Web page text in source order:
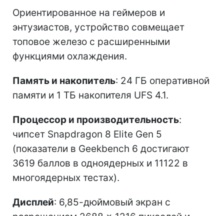
Ориентированное на геймеров и
энтузиастов, устройство совмещает
топовое железо с расширенными
функциями охлаждения.
Память и накопитель: 24 ГБ оперативной
памяти и 1 ТБ накопителя UFS 4.1.
Процессор и производительность:
чипсет Snapdragon 8 Elite Gen 5
(показатели в Geekbench 6 достигают
3619 баллов в одноядерных и 11122 в
многоядерных тестах).
Дисплей: 6,85-дюймовый экран с